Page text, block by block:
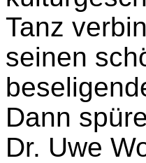
Tanz
seinen
Dann
Dr. Uwe